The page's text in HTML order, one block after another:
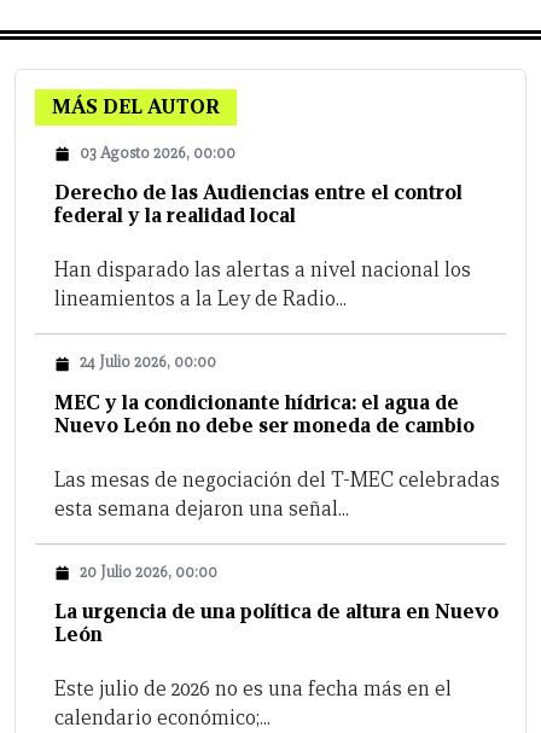
MÁS DEL AUTOR
03 Agosto 2026, 00:00
Derecho de las Audiencias entre el control
federal y la realidad local
Han disparado las alertas a nivel nacional los
lineamientos a la Ley de Radio...
24 Julio 2026, 00:00
MEC y la condicionante hídrica: el agua de
Nuevo León no debe ser moneda de cambio
Las mesas de negociación del T-MEC celebradas
esta semana dejaron una señal...
20 Julio 2026, 00:00
La urgencia de una política de altura en Nuevo
León
Este julio de 2026 no es una fecha más en el
calendario económico;...